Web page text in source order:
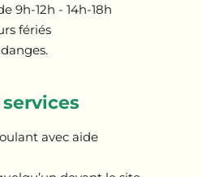
9h-12h - 14h-18h
fériés
avec aide